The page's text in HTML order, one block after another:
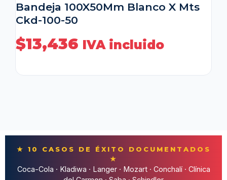
Bandeja 100X50Mm Blanco X Mts
Ckd-100-50
$13,436 IVA incluido
★ 10 CASOS DE ÉXITO DOCUMENTADOS
★
Coca-Cola · Kladiwa · Langer · Mozart · Conchalí · Clínica